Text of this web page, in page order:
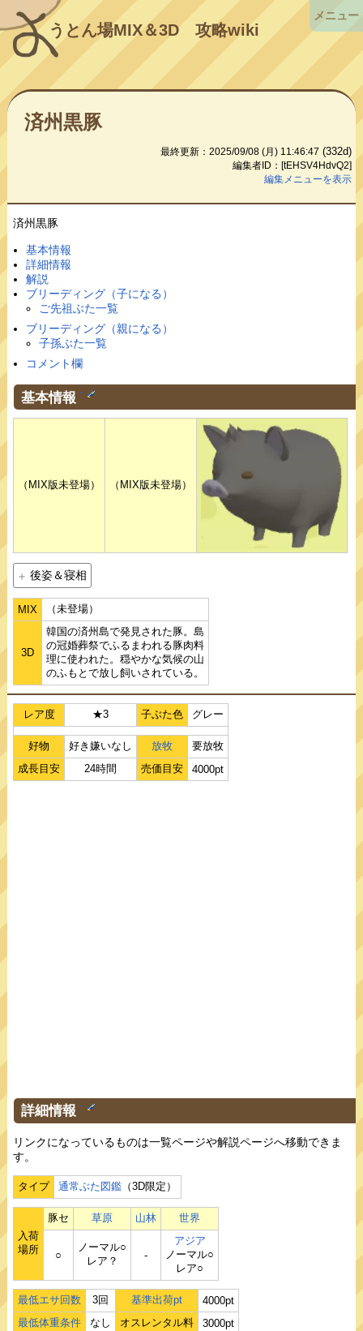
うとん場MIX＆3D攻略wiki
済州黒豚
最終更新：2025/09/08 (月) 11:46:47 (332d)
編集者ID：[tEHSV4HdvQ2]
編集メニューを表示
済州黒豚
基本情報
詳細情報
解説
ブリーディング（子になる）
ご先祖ぶた一覧
ブリーディング（親になる）
子孫ぶた一覧
コメント欄
基本情報 †
（MIX版未登場） （MIX版未登場）
後姿＆寝相
MIX （未登場）
3D
韓国の済州島で発見された豚。島
の冠婚葬祭でふるまわれる豚肉料
理に使われた。穏やかな気候の山
のふもとで放し飼いされている。
レア度 ★3 子ぶた色 グレー
好物 好き嫌いなし 放牧
要放牧
成長目安
24時間 売価目安 4000pt
詳細情報 †
リンクになっているものは一覧ページや解説ページへ移動できま
す。
タイプ 通常ぶた図鑑 （3D限定）
入荷
場所
豚セ 草原 山林 世界
○
ノーマル○
レア？
‐
アジア
ノーマル○
レア○
最低エサ回数 3回 基準出荷pt
4000pt
最低体重条件
なし オスレンタル料 3000pt
メニュー